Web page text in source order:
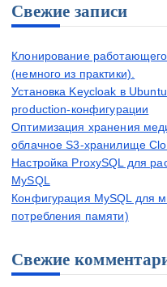
Свежие записи
Клонирование
(немного из практики).
Установка Keycloak в
production-конфигурации
Оптимизация хранения
облачное S3-хранилище
Настройка ProxySQL для
MySQL
Конфигурация MySQL для
потребления памяти)
Свежие